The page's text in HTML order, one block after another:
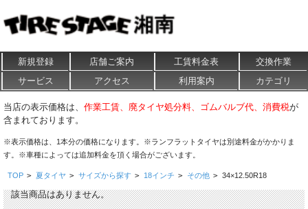
新規登録 店舗ご案内 工賃料金表
交換作業
サービス
アクセス 利用案内 カテゴリ
当店の表示価格は、 作業工賃、廃タイヤ処分料、ゴムバルブ代、消費税が
含まれております。
※表示価格は、1本分の価格になります。※ランフラットタイヤは別途料金がかかりま
す。※車種によっては追加料金を頂く場合がございます。
TOP > 夏タイヤ > サイズから探す > 18インチ > その他 > 34×12.50R18
該当商品はありません。